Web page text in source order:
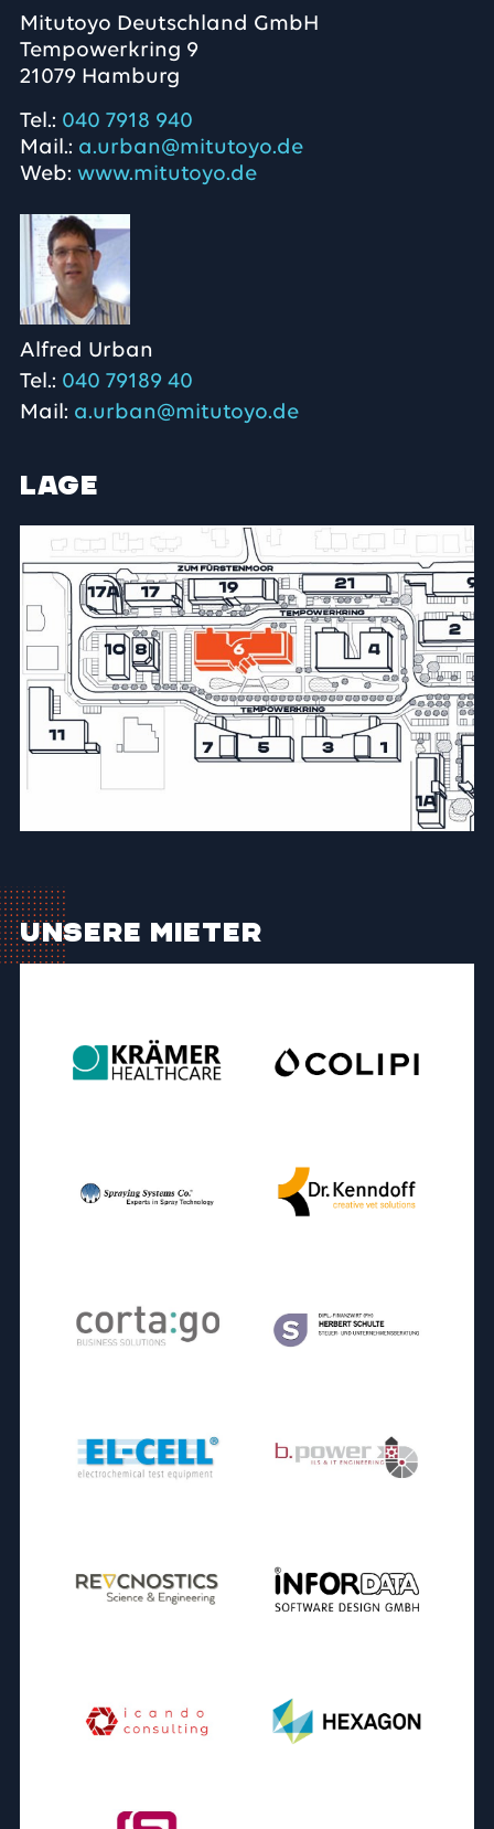
Mitutoyo Deutschland GmbH
Tempowerkring 9
21079 Hamburg
Tel.: 040 7918 940
Mail.: a.urban@mitutoyo.de
Web: www.mitutoyo.de
Alfred Urban
Tel.: 040 79189 40
Mail: a.urban@mitutoyo.de
Lage
Unsere Mieter